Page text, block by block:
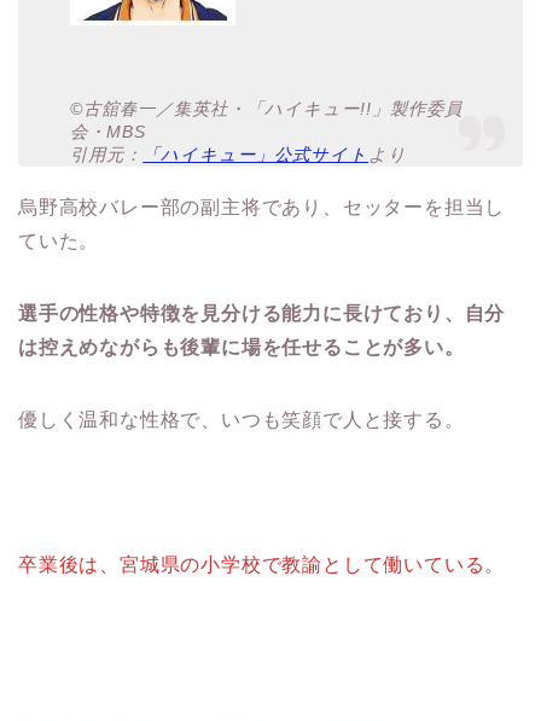
©古舘春一／集英社・「ハイキュー!!」製作委員
会・MBS
引用元：
「ハイキュー」公式サイト より
烏野高校バレー部の副主将であり、セッターを担当し
ていた。
選手の性格や特徴を見分ける能力に長けており、自分
は控えめながらも後輩に場を任せることが多い。
優しく温和な性格で、いつも笑顔で人と接する。
卒業後は、宮城県の小学校で教諭として働いている。